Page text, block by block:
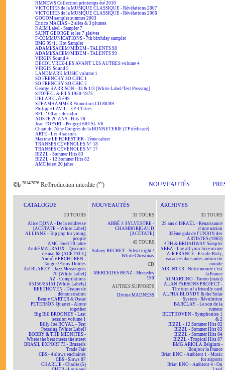
HMNEWS Collection printemps été 2010
VICTOIRES de la MUSIQUE CLASSIQUE - Révélations 2007
VICTOIRES de la MUSIQUE CLASSIQUE - Révélations 2006
GOOOM sampler summer 2003
Enrico MACIAS - 2 ailes & 3 plumes
NAIM Label - Sampler 7
SAINT GEORGE et les 7 glaives
F-COMMUNICATIONS - 7th birthday sampler
BMG 99/11 Hot Sampler
ADAMI/SACEM/MIDEM - TALENTS 98
ADAMI/SACEM/MIDEM - TALENTS 99
VIRGIN Sound 4
DÉCOUVREZ-LES AVANT LES AUTRES volume 4
VIRGIN Sound 5
LANDMARK MUSIC volume 1
SO FRENCHY SO CHIC 1
SO FRENCHY SO CHIC 2
George HARRISON - 33 & 1/3 [White Label/Test Pressing]
STOFFEL & FILS 1950-1975
DELABEL été 99
STEAMHAMMER Promotion CD 88/89
Philippe LAVIL - EP 4 Titres
RFI - 100 ans de radio
AOSTE 20 ANS - Hits 76
Jean TOPART - Peugeot 604 SL V6
Chant du 7ème Congrès de la BONNETERIE (TP dédicacé)
ARTE - Les 4 saisons
Maxime LE FORESTIER - 2ème cahier
TRANSES CÉVENOLES N° 18
TRANSES CÉVENOLES N° 17
BIZZL - Sommer Hits 83
BIZZL - 12 Sommer Hits 82
AMC feiert 20 jahre
©b 2014/2026 Re℗roduction interdite (ici) NOUVEAUTÉS
CATALOGUE
33 TOURS
Alice DONA - De la tendresse
[ACÉTATE + White Label]
ALLIANZ - Top pop for young
people
AMC feiert 20 jahre
André MALRAUX - Discours
de mai 68 [ACÉTATE]
André VERCHUREN -
Tangos/Pasos-Dobles
Art BLAKEY - Jazz Messengers
70 [White Label]
AZ - Compilations
85150/85151 [White Labels]
BEETHOVEN - Disque de
démonstration
Benny CARTER & Oscar
PETERSON Quartet - Alone
together
Big Bill BROONZY - Last
session volume 1
Billy Joe ROYAL - Test
Pressing [White Label]
BOBBY & THE MIDNITES -
Where the beat meets the street
BRASIL EXPORT 73 - Brussels
Trade Fair
CBS - 4 slows enchaînés
CBS - Slows 87
CHARLIE - Charlie (5)
NOUVEAUTÉS
33 TOURS
ABBÉ J. SYLVESTRE -
CHAMBORIGAUD
[ACÉTATE]
45 TOURS
Sidney BECHET - Silent night /
White Christmas
CD
MERCEDES BENZ - Mercedes
190
AUTRES SUPPORTS
Divine MADNESS
ARCHIVES
33 TOURS
25 ans d'ISRAËL - Renaissance
d'une nation
33ème gala de l'UNION des
ARTISTES (1963)
4TH & BROADWAY Sampler
ABBA - Lay all your love on me
AIR FRANCE - Escale-Party,
vacances dansantes autour du
monde
AIR INTER - Notre monde c'est
la France
Al MARTINO - Torero (maxi)
ALAN PARSONS PROJECT -
The turn of a friendly card
ALPHA BLONDY & the Solar
System - Révolution
BARCLAY - Le son de la
rumeur
BEETHOVEN - Symphonies 1
& 2
BIZZL - 12 Sommer Hits 82
BIZZL - Sommer Hits 83
BIZZL - Sommer Hits 84
BIZZL - Tropical Hits 87
BMG ARIOLA Belgium -
Bonjour la France
Brian ENO - Ambient 1 - Music
for airports
Brian ENO - Ambient 4 - On